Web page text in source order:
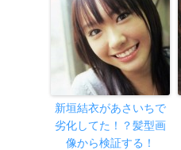
新垣結衣があさいちで
劣化してた！？髪型画
像から検証する！